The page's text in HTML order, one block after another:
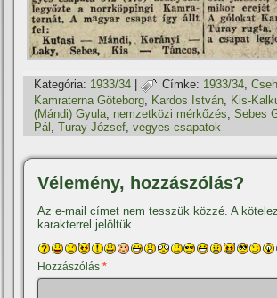
Kategória: 1933/34 | Címke: 1933/34,
Kamraterna Göteborg
Kardos István Kis-
(Mándi) Gyula nemzetközi mérkőzés ,Sebes
Pál
,Turay József ,vegyes csapatok
Vélemény, hozzászólás?
Az e-mail címet nem tesszük közzé. A
karakterrel jelöltük
Hozzászólás*